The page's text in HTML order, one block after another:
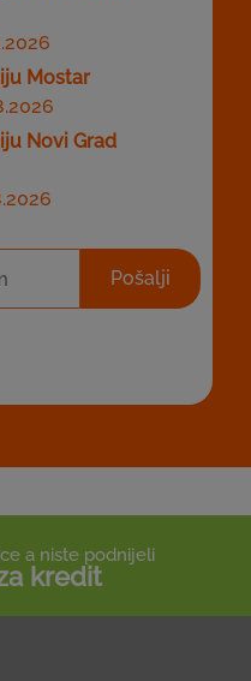
Mostar
Novi Grad
Pošalji
a niste podnijeli
kredit